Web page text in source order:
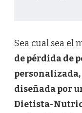
Sea cual sea el
de pérdida de
diseñada por
Dietista-